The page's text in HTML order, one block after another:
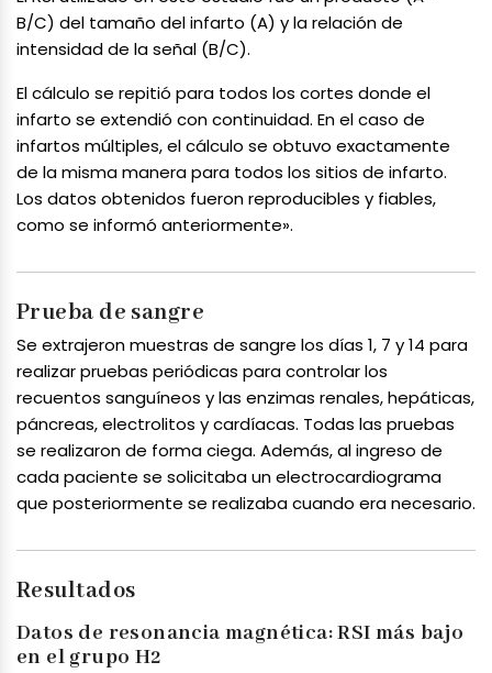
B/C) del tamaño del infarto (A) y la relación de
intensidad de la señal (B/C).
El cálculo se repitió para todos los cortes donde el
infarto se extendió con continuidad. En el caso de
infartos múltiples, el cálculo se obtuvo exactamente
de la misma manera para todos los sitios de infarto.
Los datos obtenidos fueron reproducibles y fiables,
como se informó anteriormente».
Prueba de sangre
Se extrajeron muestras de sangre los días 1, 7 y 14 para
realizar pruebas periódicas para controlar los
recuentos sanguíneos y las enzimas renales, hepáticas,
páncreas, electrolitos y cardíacas. Todas las pruebas
se realizaron de forma ciega. Además, al ingreso de
cada paciente se solicitaba un electrocardiograma
que posteriormente se realizaba cuando era necesario.
Resultados
Datos de resonancia magnética: RSI más bajo
en el grupo H2